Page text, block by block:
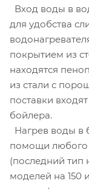
Вход воды в
для удобства
покрытием из
находятся
из стали с
поставки
бойлера.
Нагрев воды в
помощи любого
(последний тип
моделей на 150